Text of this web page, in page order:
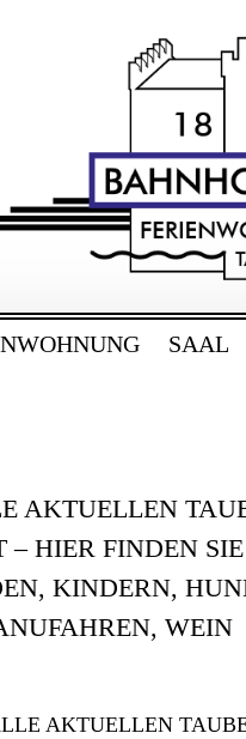
SAAL
AKTUELLEN
HIER FINDEN
KINDERN,
WEIN
AKTUELLEN